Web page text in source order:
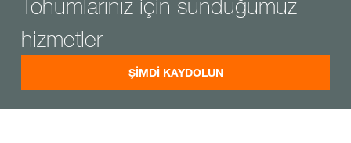
Tohumlarınız için sunduğumuz
hizmetler
ŞİMDİ KAYDOLUN